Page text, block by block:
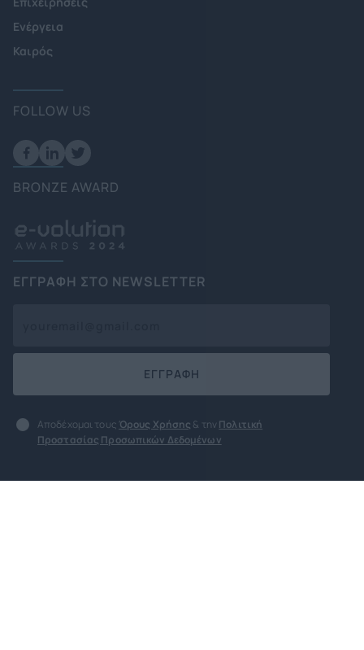
Ενέργεια
Καιρός
FOLLOW US
BRONZE AWARD
ΕΓΓΡΑΦΗ ΣΤΟ NEWSLETTER
ΕΓΓΡΑΦΗ
Αποδέχομαι τους Όρους Χρήσης & την Πολιτική
Προστασίας Προσωπικών Δεδομένων